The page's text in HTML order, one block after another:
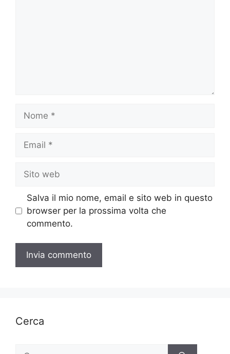
web
Salva il mio nome, email e sito web in questo
browser per la prossima volta che
commento.
Cerca
Ricerca